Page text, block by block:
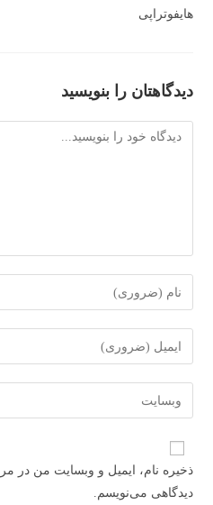
هایفوتراپی
دیدگاهتان را بنویسید
دیدگاه
برای
ارسال
دیدگاه
نام
نام‌کاربری
خود
را
وارد
کنید
برای
ارسال
دیدگاه
آدرس
خود
را
وارد
وبسایت
خود
وارد
ذخیره نام، ایمیل و وبسایت من در
دیدگاهی می‌نویسم.